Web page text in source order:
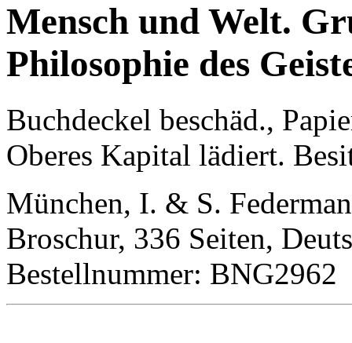
Mensch und Welt.
Philosophie des
Buchdeckel beschäd.,
Oberes Kapital lädiert.
München, I. & S.
Broschur, 336 Seiten,
Bestellnummer: BNG2962